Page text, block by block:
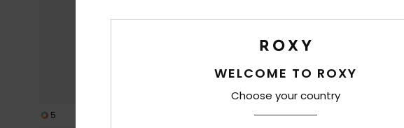
5 2
WELCOME TO ROXY
Choose your country